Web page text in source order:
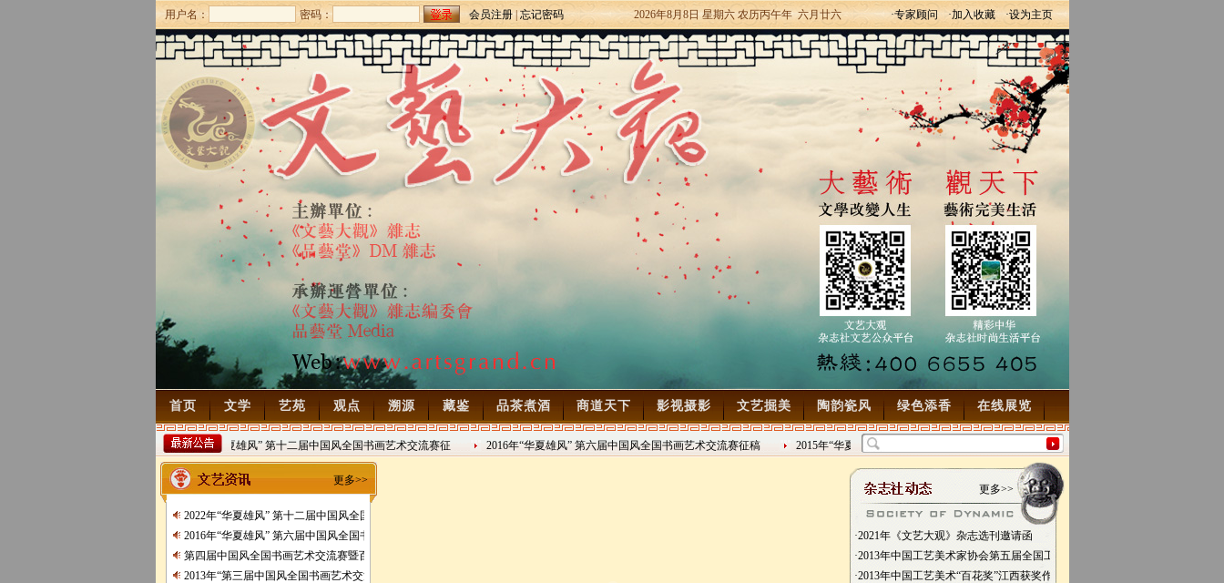
用户名： 密码： 会员注册|忘记密码 2026年8月8日 星期六 农历丙午年 六月廿六 ·专家顾问 ·加入收藏 ·设为主页
首页 文学 艺苑 观点 溯源 藏鉴 品茶煮酒 商道天下 影视摄影 文艺掘美 陶韵瓷风 绿色添香 在线展览
2022年“华夏雄风” 第十二届中国风全国书画艺术交流赛征
2021/8/15
2016年“华夏雄风” 第六届中国风全国书画艺术交流赛征稿
2016/8/27
2015年“华夏雄风” 第五届中国风全国书画交流赛暨纪念抗
日战争胜利70周年书画展7月28日起征稿2015/7/28
图”创作
更多>>
2022年“华夏雄风” 第十二届中国风全国书画艺术交流赛征稿
2016年“华夏雄风” 第六届中国风全国书画艺术交流赛征稿
第四届中国风全国书画艺术交流赛暨百位名家绘中华百米长卷创作邀请展
2013年“第三届中国风全国书画艺术交流赛” 获奖名单
更多>>
·2021年《文艺大观》杂志选刊邀请函
·2013年中国工艺美术家协会第五届全国工艺美术博览会
·2013年中国工艺美术“百花奖”江西获奖作品颁奖仪式在鹰潭市举行